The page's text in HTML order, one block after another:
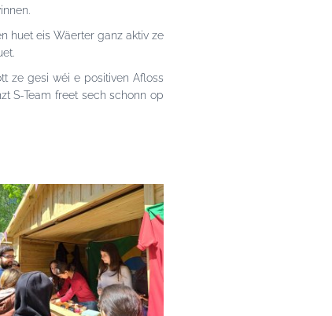
huet eis Wäerter ganz aktiv ze
ze gesi wéi e positiven Afloss
S-Team freet sech schonn op